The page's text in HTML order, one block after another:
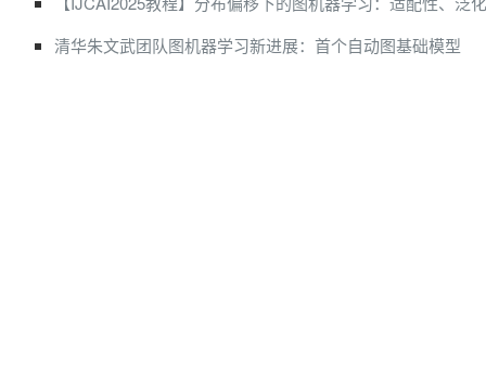
清华朱文武团队图机器学习新进展：首个自动图基础模型